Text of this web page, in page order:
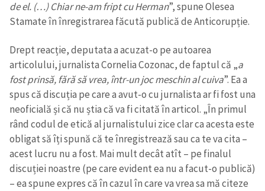
de el. (…) Chiar ne-am fript cu Herman”, spune Olesea
Stamate în înregistrarea făcută publică de Anticorupție.
Drept reacție, deputata a acuzat-o pe autoarea
articolului, jurnalista Cornelia Cozonac, de faptul că „a
fost prinsă, fără să vrea, într-un joc meschin al cuiva”. Ea a
spus că discuția pe care a avut-o cu jurnalista ar fi fost una
neoficială și că nu știa că va fi citată în articol. „În primul
rând codul de etică al jurnalistului zice clar ca acesta este
obligat să îți spună că te înregistrează sau ca te va cita –
acest lucru nu a fost. Mai mult decât atît – pe finalul
discuției noastre (pe care evident ea nu a facut-o publică)
– ea spune expres că în cazul în care va vrea sa mă citeze
Am citit și sunt de
acord cupolitica de
confidențialitate
TRIMITE ȘTIREA